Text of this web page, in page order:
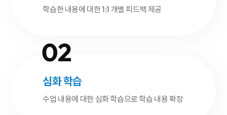
학습한 내용에 대한 1:1 개별 피드백 제공
심화 학습
수업 내용에 대한 심화 학습으로 학습 내용 확장